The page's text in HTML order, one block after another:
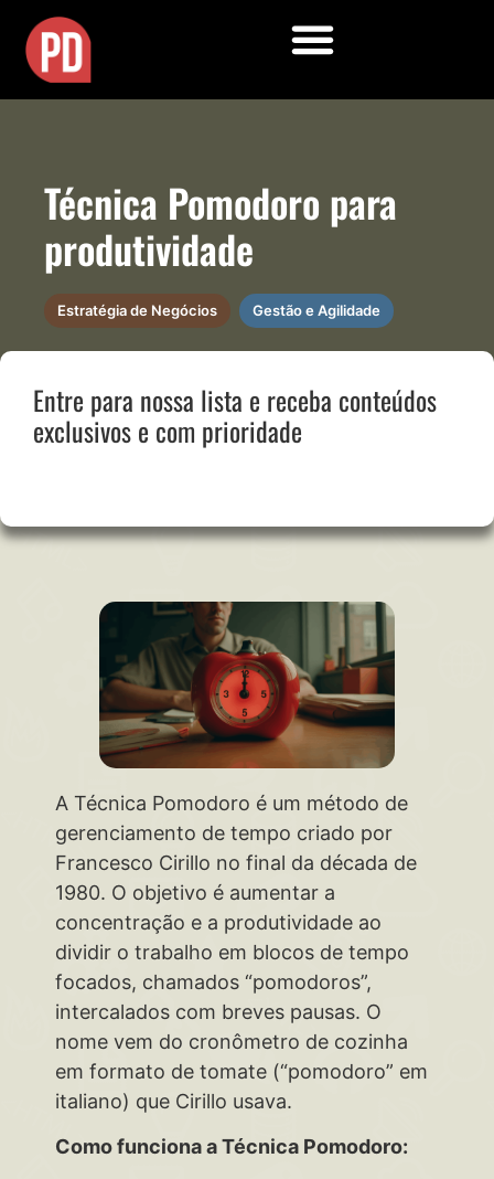
Técnica Pomodoro para
produtividade
Estratégia de Negócios Gestão e Agilidade
Entre para nossa lista e receba conteúdos
exclusivos e com prioridade
A Técnica Pomodoro é um método de
gerenciamento de tempo criado por
Francesco Cirillo no final da década de
1980. O objetivo é aumentar a
concentração e a produtividade ao
dividir o trabalho em blocos de tempo
focados, chamados “pomodoros”,
intercalados com breves pausas. O
nome vem do cronômetro de cozinha
em formato de tomate (“pomodoro” em
italiano) que Cirillo usava.
Como funciona a Técnica Pomodoro: